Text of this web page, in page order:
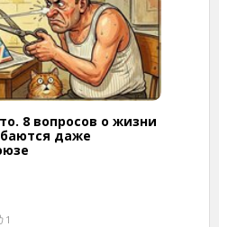
8 вопросов о жизни
даже
1